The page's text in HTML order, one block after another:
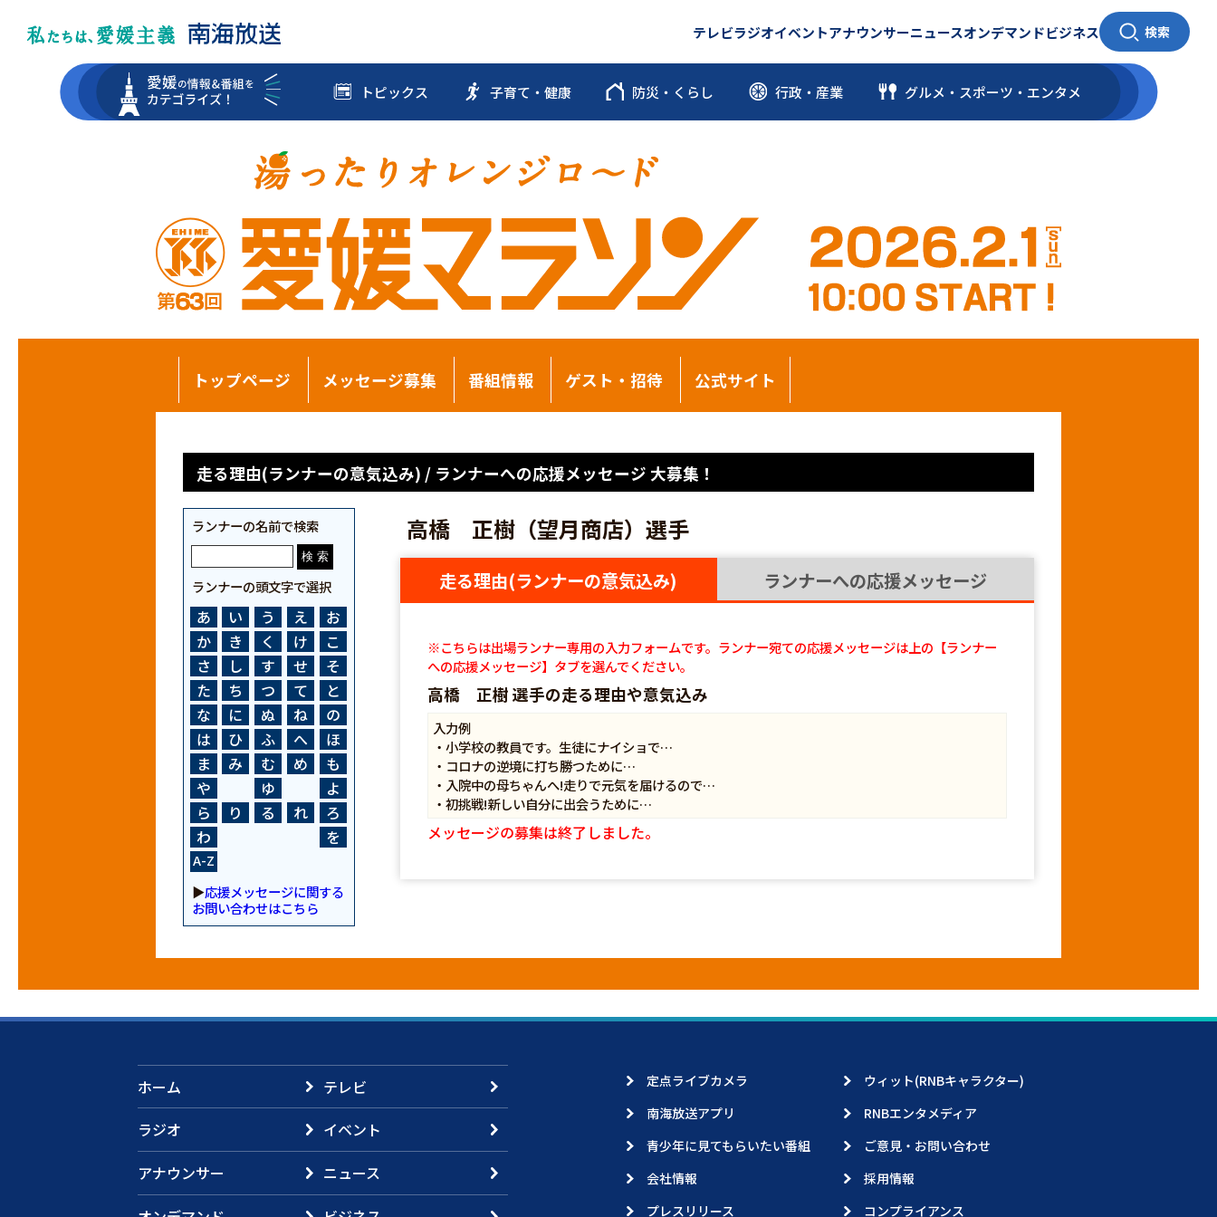
テレビラジオイベントアナウンサーニュースオンデマンドビジネス 検索
トピックス 子育て・健康 防災・くらし 行政・産業 グルメ・スポーツ ・ エンタメ
トップページ メッセージ募集 番組情報 ゲスト・招待 公式サイト
走る理由(ランナーの意気込み) / ランナーへの応援メッセージ 大募集！
ランナーの名前で検索
ランナーの頭文字で選択
あ い う え
お
か
き く け
こ
さ
し す せ
そ
た
ち つ て
と
な
に ぬ ね
の
は
ひ ふ へ
ほ
ま
み む め
も
や
ゆ
よ
ら
り る れ
ろ
わ
を
A-Z
▶応援メッセージに関する
お問い合わせはこちら
高橋 正樹（望月商店）選手
走る理由(ランナーの意気込み) ランナーへの応援メッセージ
※こちらは出場ランナー専用の入力フォームです。ランナー宛ての応援メッセージは上の【ランナー
への応援メッセージ】タブを選んでください。
高橋 正樹 選手の走る理由や意気込み
入力例
・小学校の教員です。生徒にナイショで…
・コロナの逆境に打ち勝つために…
・入院中の母ちゃんへ!走りで元気を届けるので…
・初挑戦!新しい自分に出会うために…
メッセージの募集は終了しました。
ホーム
テレビ
ラジオ
イベント
アナウンサー
ニュース
定点ライブカメラ
ウィット(RNBキャラクター)
南海放送アプリ
RNBエンタメディア
青少年に見てもらいたい番組
ご意見・お問い合わせ
会社情報
採用情報
プレスリリース
コンプライアンス